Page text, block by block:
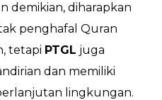
demikian, diharapkan
penghafal Quran
tetapi PTGL juga
dan memiliki
lingkungan.